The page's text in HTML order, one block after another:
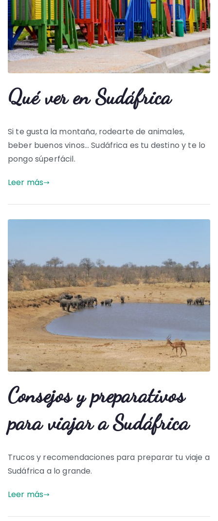
Qué ver en Sudáfrica
Si te gusta la montaña, rodearte de animales,
beber buenos vinos… Sudáfrica es tu destino y te lo
pongo súperfácil.
Leer más
Consejos y preparativos
para viajar a Sudáfrica
Trucos y recomendaciones para preparar tu viaje a
Sudáfrica a lo grande.
Leer más